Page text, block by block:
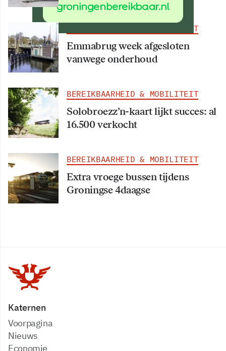
BEREIKBAARHEID & MOBILITEIT
Emmabrug week afgesloten
vanwege onderhoud
BEREIKBAARHEID & MOBILITEIT
Solobroezz’n-kaart lijkt succes: al
16.500 verkocht
BEREIKBAARHEID & MOBILITEIT
Extra vroege bussen tijdens
Groningse 4daagse
Katernen
Voorpagina
Nieuws
Economie